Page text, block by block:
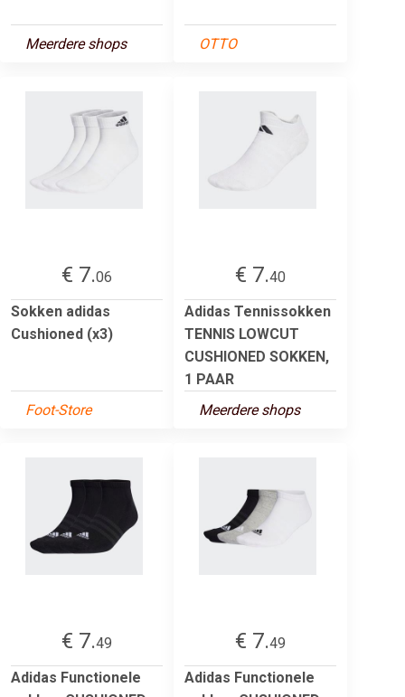
Meerdere shops OTTO
€ 7.06
Sokken adidas
Cushioned (x3)
Foot-Store
€ 7.40
Adidas Tennissokken
TENNIS LOWCUT
CUSHIONED SOKKEN,
1 PAAR
Meerdere shops
€ 7.49
Adidas Functionele
€ 7.49
Adidas Functionele